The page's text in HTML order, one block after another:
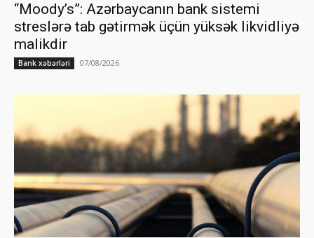
“Moody’s”: Azərbaycanın bank sistemi
streslərə tab gətirmək üçün yüksək likvidliyə
malikdir
Bank xəbərləri 07/08/2026